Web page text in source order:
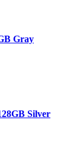
Gray
Silver